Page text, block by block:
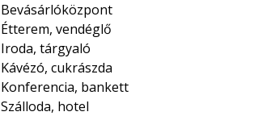
Bevásárlóközpont
Étterem, vendéglő
Iroda, tárgyaló
Kávézó, cukrászda
Konferencia, bankett
Szálloda, hotel